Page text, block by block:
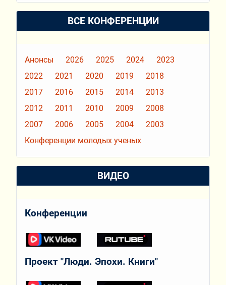
ВСЕ КОНФЕРЕНЦИИ
Анонсы 2026 2025 2024
2023
2022
2021 2020 2019
2018
2017
2016 2015 2014
2013
2012
2011 2010 2009
2008
2007
2006 2005 2004
2003
Конференции молодых ученых
ВИДЕО
Конференции
Проект "Люди. Эпохи. Книги"